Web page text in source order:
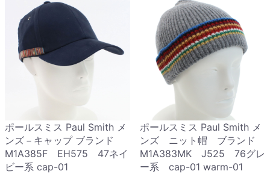
ポールスミス Paul Smith メ
ンズ－キャップ ブランド
M1A385F EH575 47ネイ
ビー系 cap-01
ポールスミス Paul Smith メ
ンズ ニット帽 ブランド
M1A383MK J525 76グレ
ー系 cap-01 warm-01